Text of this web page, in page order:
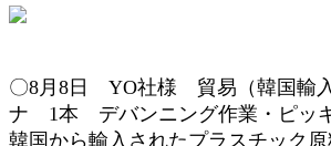
〇8月8日 YO社様 貿易（韓国輸
ナ 1本 デバンニング作業・ピッキ
韓国から輸入されたプラスチック